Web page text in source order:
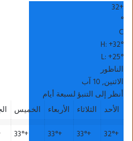
+
32
°
C
H:+32°
L:+25°
الناظور
الاثنين, 10 آب
أنظر إلى التنبؤ لسبعة أيام
الأحد
الثلاثاء الأربعاء الخميس
+
32°
+
33°
+
33°
+
33°